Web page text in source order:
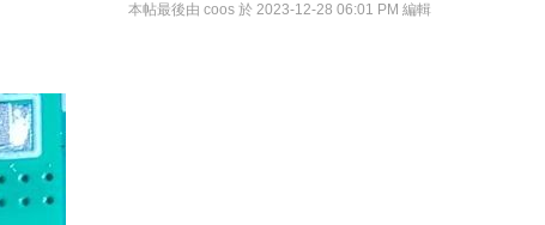
本帖最後由 coos 於 2023-12-28 06:01 PM 編輯